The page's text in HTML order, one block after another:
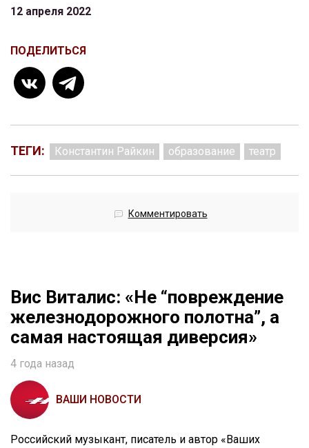
12 апреля 2022
ПОДЕЛИТЬСЯ
ТЕГИ: Константин Райкин образование театр
Комментировать
Вис Виталис: «Не “повреждение
железнодорожного полотна”, а
самая настоящая диверсия»
4 года назад
ВАШИ НОВОСТИ
Российский музыкант, писатель и автор «Ваших